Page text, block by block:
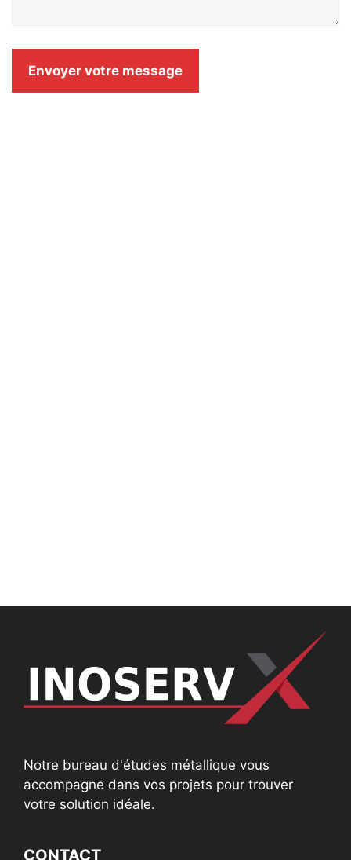
Notre bureau d'études métallique vous
accompagne dans vos projets pour trouver
votre solution idéale.
CONTACT